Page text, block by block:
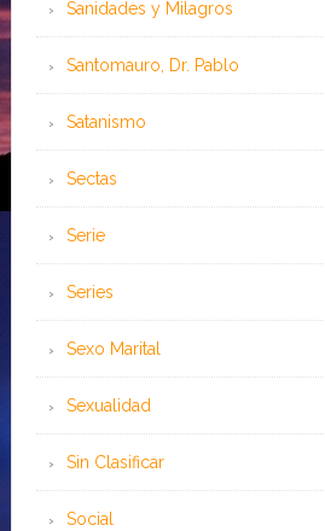
Sanidades y Milagros
Santomauro, Dr. Pablo
Satanismo
Sectas
Serie
Series
Sexo Marital
Sexualidad
Sin Clasificar
Social